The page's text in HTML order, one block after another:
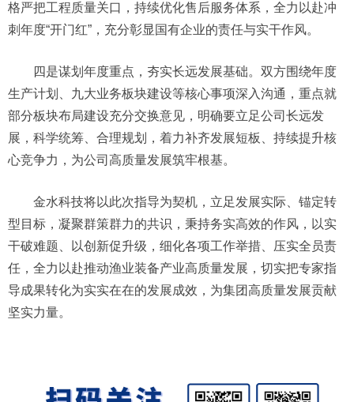
格严把工程质量关口，持续优化售后服务体系，全力以赴冲
刺年度“开门红”，充分彰显国有企业的责任与实干作风。
四是谋划年度重点，夯实长远发展基础。双方围绕年度
生产计划、九大业务板块建设等核心事项深入沟通，重点就
部分板块布局建设充分交换意见，明确要立足公司长远发
展，科学统筹、合理规划，着力补齐发展短板、持续提升核
心竞争力，为公司高质量发展筑牢根基。
金水科技将以此次指导为契机，立足发展实际、锚定转
型目标，凝聚群策群力的共识，秉持务实高效的作风，以实
干破难题、以创新促升级，细化各项工作举措、压实全员责
任，全力以赴推动渔业装备产业高质量发展，切实把专家指
导成果转化为实实在在的发展成效，为集团高质量发展贡献
坚实力量。